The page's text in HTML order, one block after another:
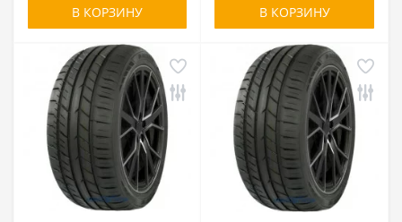
В КОРЗИНУ В КОРЗИНУ